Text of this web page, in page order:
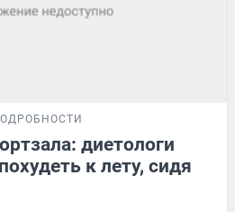
диетологи
к лету, сидя